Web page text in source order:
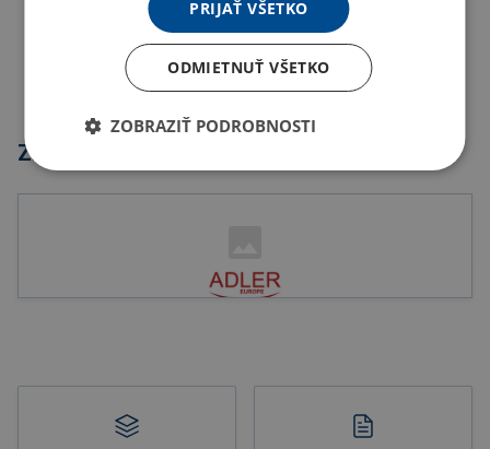
Značky
PRIJAŤ VŠETKO
ODMIETNUŤ VŠETKO
ZOBRAZIŤ PODROBNOSTI